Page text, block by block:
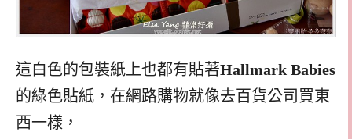
這白色的包裝紙上也都有貼著Hallmark Babies​​​​​​​
的綠色貼紙，在網路購物就像去百貨公司買東
西一樣，